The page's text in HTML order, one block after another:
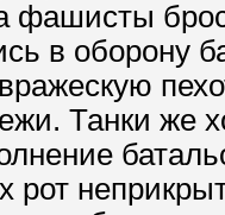
фашисты
в оборону
Танки же
рот